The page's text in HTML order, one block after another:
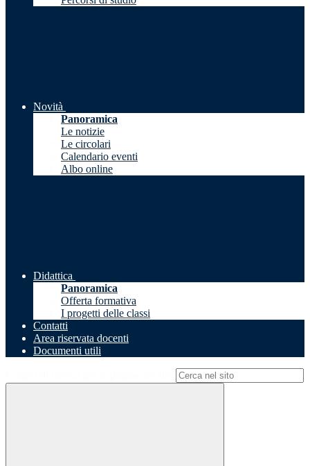
Novità
Panoramica
Le notizie
Le circolari
Calendario eventi
Albo online
Didattica
Panoramica
Offerta formativa
I progetti delle classi
Contatti
Area riservata docenti
Documenti utili